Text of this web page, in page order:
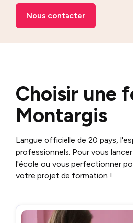
Nous contacter
Choisir une
Montargis
Langue officielle de 20 pays,
professionnels. Pour vous
l'école ou vous perfectionner
votre projet de formation !